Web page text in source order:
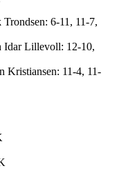
6-11, 11-7,
Idar Lillevoll: 12-10,
Kristiansen: 11-4, 11-